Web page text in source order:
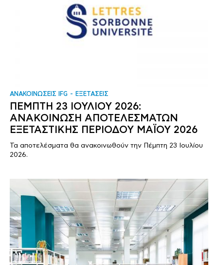
ΑΝΑΚΟΙΝΩΣΕΙΣ IFG ΕΞΕΤΑΣΕΙΣ
ΠΕΜΠΤΗ 23 ΙΟΥΛΙΟΥ 2026:
ΑΝΑΚΟΙΝΩΣΗ ΑΠΟΤΕΛΕΣΜΑΤΩΝ
ΕΞΕΤΑΣΤΙΚΗΣ ΠΕΡΙΟΔΟΥ ΜΑΪΟΥ 2026
Τα αποτελέσματα θα ανακοινωθούν την Πέμπτη 23 Ιουλίου
2026.